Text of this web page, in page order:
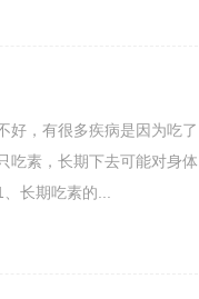
好，有很多疾病是因为吃了
吃素，长期下去可能对身体
长期吃素的...